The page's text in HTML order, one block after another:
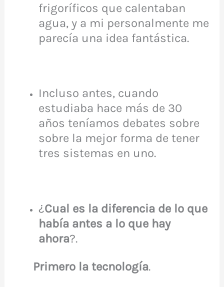
frigoríficos que calentaban
agua, y a mi personalmente me
parecía una idea fantástica.
Incluso antes, cuando
estudiaba hace más de 30
años teníamos debates sobre
sobre la mejor forma de tener
tres sistemas en uno.
¿Cual es la diferencia de lo que
había antes a lo que hay
ahora?.
Primero la tecnología.